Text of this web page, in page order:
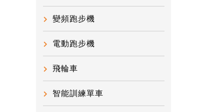
變頻跑步機
電動跑步機
飛輪車
智能訓練單車